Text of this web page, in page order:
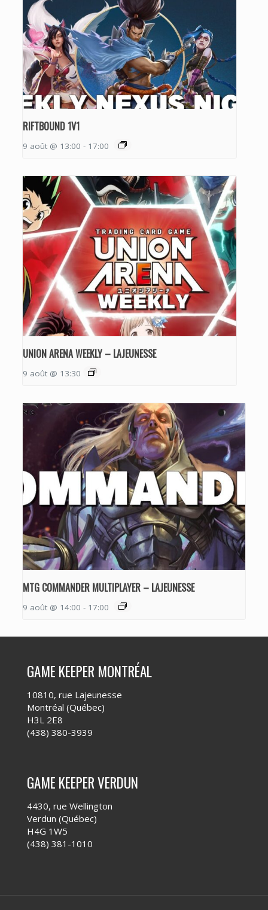
RIFTBOUND 1V1
9 août @ 13:00 - 17:00
UNION ARENA WEEKLY – LAJEUNESSE
9 août @ 13:30
MTG COMMANDER MULTIPLAYER – LAJEUNESSE
9 août @ 14:00 - 17:00
GAME KEEPER MONTRÉAL
10810, rue Lajeunesse
Montréal (Québec)
H3L 2E8
(438) 380-3939
GAME KEEPER VERDUN
4430, rue Wellington
Verdun (Québec)
H4G 1W5
(438) 381-1010